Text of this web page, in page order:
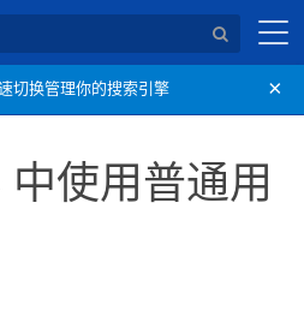
切换管理你的搜索引擎 ×
使用普通用